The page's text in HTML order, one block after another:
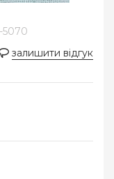
5070
залишити відгук